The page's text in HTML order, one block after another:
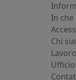
In
Chi
Lavoro